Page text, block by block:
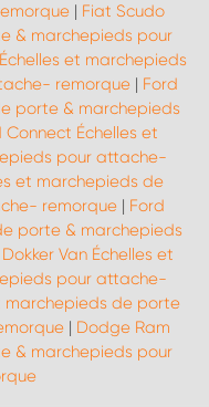
| Fiat Scudo
& marchepieds pour
et marchepieds
remorque| Ford
porte & marchepieds
Connect Échelles et
pour attache-
et marchepieds de
remorque | Ford
porte & marchepieds
Van Échelles et
pour attache-
marchepieds de porte
| Dodge Ram
& marchepieds pour